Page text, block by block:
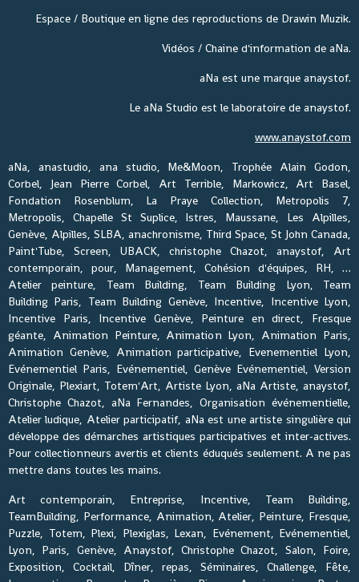
Espace / Boutique en ligne des reproductions de Drawin Muzik.
Vidéos / Chaine d'information de aNa.
aNa est une marque anaystof.
Le aNa Studio est le laboratoire de anaystof.
www.anaystof.com
aNa, anastudio, ana studio, Me&Moon, Trophée Alain Godon,
Corbel, Jean Pierre Corbel, Art Terrible, Markowicz, Art Basel,
Fondation Rosenblum, La Praye Collection, Metropolis 7,
Metropolis, Chapelle St Suplice, Istres, Maussane, Les Alpilles,
Genève, Alpilles, SLBA, anachronisme, Third Space, St John Canada,
Paint'Tube, Screen, UBACK, christophe Chazot, anaystof, Art
contemporain, pour, Management, Cohésion d'équipes, RH, …
Atelier peinture, Team Building, Team Building Lyon, Team
Building Paris, Team Building Genève, Incentive, Incentive Lyon,
Incentive Paris, Incentive Genève, Peinture en direct, Fresque
géante, Animation Peinture, Animation Lyon, Animation Paris,
Animation Genève, Animation participative, Evenementiel Lyon,
Evénementiel Paris, Evénementiel, Genève Evénementiel, Version
Originale, Plexiart, Totem'Art, Artiste Lyon, aNa Artiste, anaystof,
Christophe Chazot, aNa Fernandes, Organisation événementielle,
Atelier ludique, Atelier participatif, aNa est une artiste singulière qui
développe des démarches artistiques participatives et inter-actives.
Pour collectionneurs avertis et clients éduqués seulement. A ne pas
mettre dans toutes les mains.
Art contemporain, Entreprise, Incentive, Team Building,
TeamBuilding, Performance, Animation, Atelier, Peinture, Fresque,
Puzzle, Totem, Plexi, Plexiglas, Lexan, Evénement, Evénementiel,
Lyon, Paris, Genève, Anaystof, Christophe Chazot, Salon, Foire,
Exposition, Cocktail, Dîner, repas, Séminaires, Challenge, Fête,